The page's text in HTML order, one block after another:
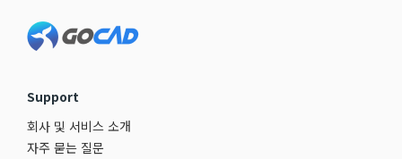
Support
회사 및 서비스 소개
자주 묻는 질문